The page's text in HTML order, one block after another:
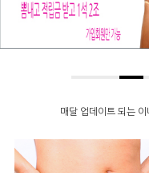
스판 비키니 섹시하프백T팬티
매달 업데이트 되는